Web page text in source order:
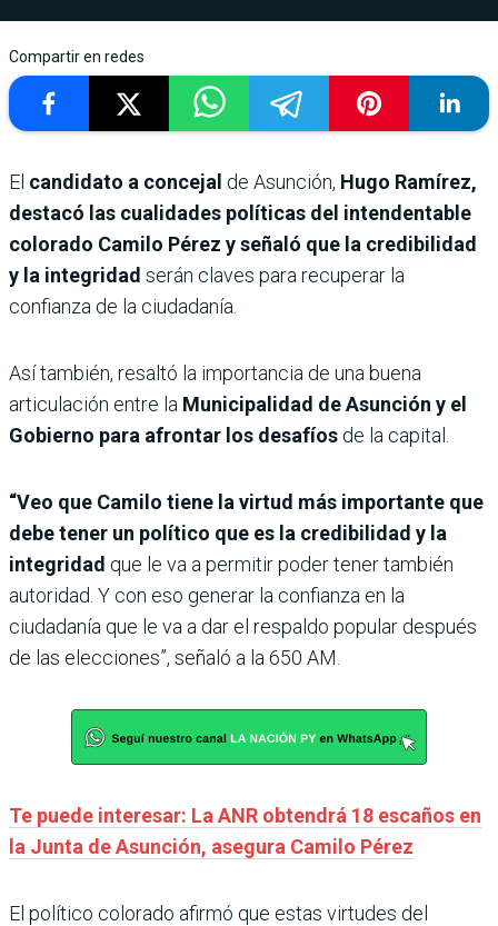
Compartir en redes
El candidato a concejal de Asunción, Hugo Ramírez,
destacó las cualidades políticas del intendentable
colorado Camilo Pérez y señaló que la credibilidad
y la integridad serán claves para recuperar la
confianza de la ciudadanía.
Así también, resaltó la importancia de una buena
articulación entre la Municipalidad de Asunción y el
Gobierno para afrontar los desafíos de la capital.
“Veo que Camilo tiene la virtud más importante que
debe tener un político que es la credibilidad y la
integridad que le va a permitir poder tener también
autoridad. Y con eso generar la confianza en la
ciudadanía que le va a dar el respaldo popular después
de las elecciones”, señaló a la 650 AM.
Te puede interesar: La ANR obtendrá 18 escaños en
la Junta de Asunción, asegura Camilo Pérez
El político colorado afirmó que estas virtudes del